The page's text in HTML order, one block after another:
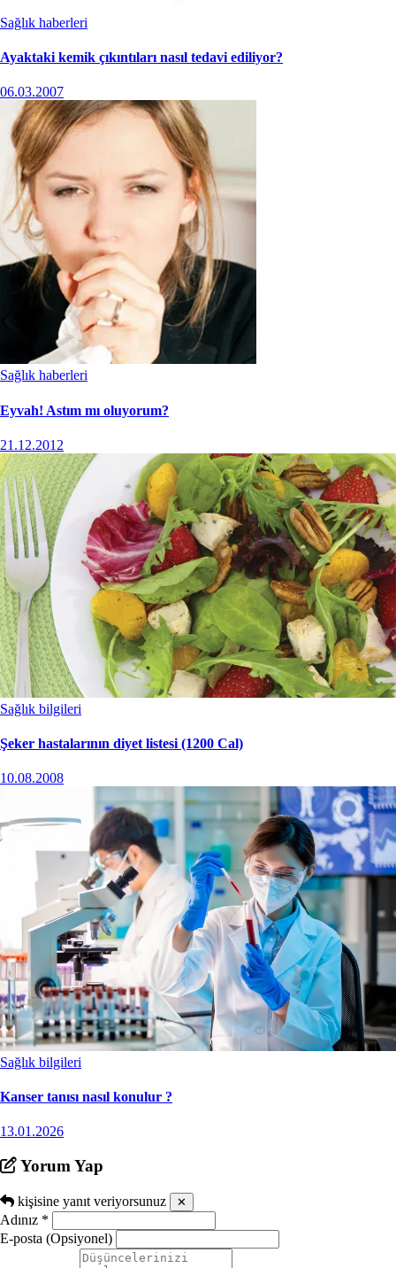
Sağlık haberleri
Ayaktaki kemik çıkıntıları nasıl tedavi ediliyor?
06.03.2007
Sağlık haberleri
Eyvah! Astım mı oluyorum?
21.12.2012
Sağlık bilgileri
Şeker hastalarının diyet listesi (1200 Cal)
10.08.2008
Sağlık bilgileri
Kanser tanısı nasıl konulur ?
13.01.2026
Yorum Yap
kişisine yanıt veriyorsunuz ✕
Adınız *
E-posta (Opsiyonel)